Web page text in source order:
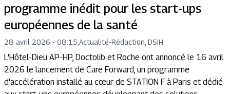
programme inédit pour les start-ups
européennes de la santé
28 avril 2026 - 08:15 Actualité-Rédaction, DSIH
L'Hôtel-Dieu AP-HP, Doctolib et Roche ont annoncé le 16 avril
2026 le lancement de Care Forward, un programme
d'accélération installé au cœur de STATION F à Paris et dédié